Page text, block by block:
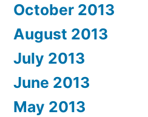
October 2013
August 2013
July 2013
June 2013
May 2013